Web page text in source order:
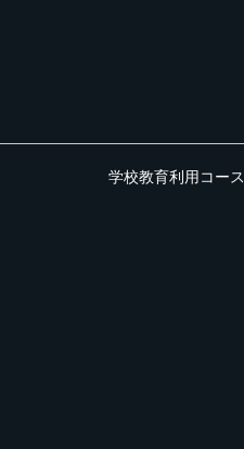
学校教育利用コース